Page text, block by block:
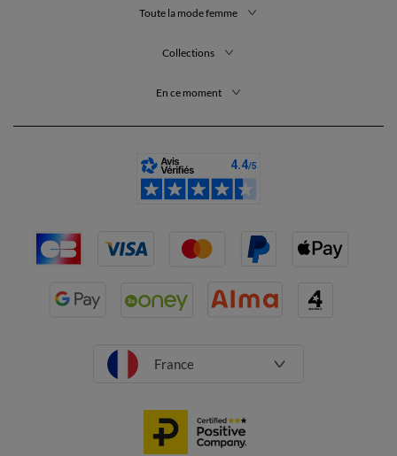
Toute la mode femme
Collections
En ce moment
France